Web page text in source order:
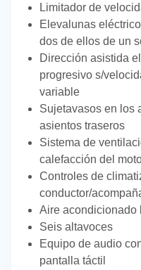
Limitador de
Elevalunas
dos de ellos de un
Dirección asistida
progresivo s/
variable
Sujetavasos en los
asientos traseros
Sistema de
calefacción del
Controles de
conductor/
Aire acondicionado
Seis altavoces
Equipo de audio
pantalla táctil